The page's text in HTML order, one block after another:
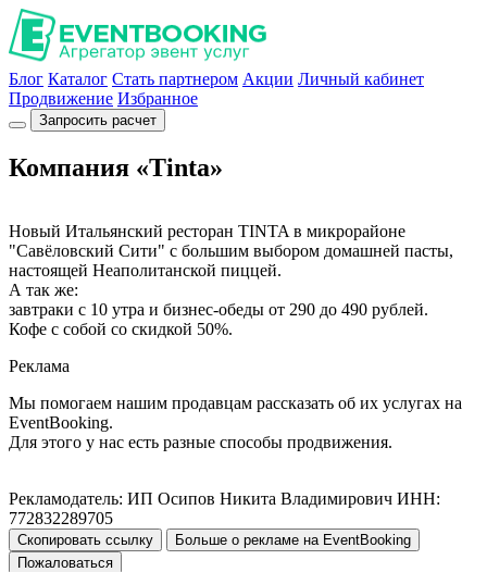
Блог Каталог Стать партнером Акции Личный кабинет
Продвижение Избранное
Запросить расчет
Компания «Tinta»
Новый Итальянский ресторан TINTA в микрорайоне
"Савёловский Сити" с большим выбором домашней пасты,
настоящей Неаполитанской пиццей.
А так же:
завтраки с 10 утра и бизнес-обеды от 290 до 490 рублей.
Кофе с собой со скидкой 50%.
Реклама
Мы помогаем нашим продавцам рассказать об их услугах на
EventBooking.
Для этого у нас есть разные способы продвижения.
Рекламодатель: ИП Осипов Никита Владимирович ИНН:
772832289705
Скопировать ссылку
Больше о рекламе на EventBooking
Пожаловаться